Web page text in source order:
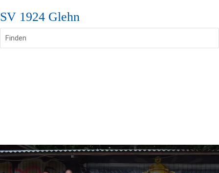
SV 1924 Glehn
Finden